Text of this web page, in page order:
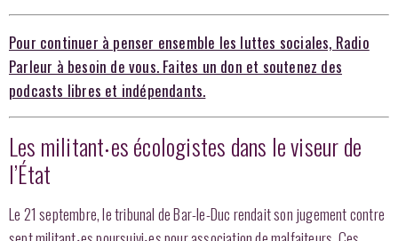
Pour continuer à penser ensemble les luttes sociales, Radio
Parleur à besoin de vous. Faites un don et soutenez des
podcasts libres et indépendants.
Les militant‧es écologistes dans le viseur de
l’État
Le 21 septembre, le tribunal de Bar-le-Duc rendait son jugement contre